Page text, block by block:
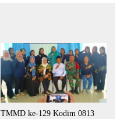
TMMD ke-129 Kodim 0813